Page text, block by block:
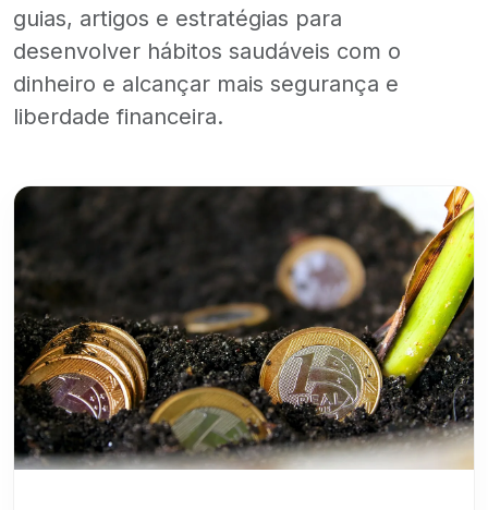
guias, artigos e estratégias para
desenvolver hábitos saudáveis com o
dinheiro e alcançar mais segurança e
liberdade financeira.